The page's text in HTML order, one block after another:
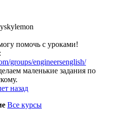
помочь с уроками!
groups/engineersenglish/
маленькие задания по
назад
Все курсы